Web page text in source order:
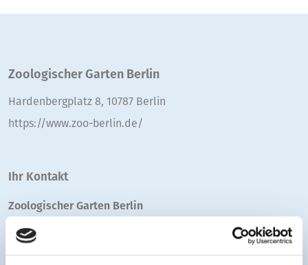
Zoologischer Garten Berlin
Hardenbergplatz 8, 10787 Berlin
https://www.zoo-berlin.de/
Ihr Kontakt
Zoologischer Garten Berlin
E-Mail senden